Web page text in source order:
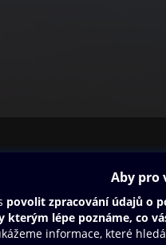
Dárkový poukaz
Nápověda